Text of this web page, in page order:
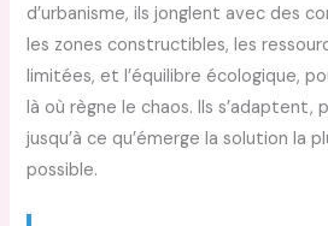
d’urbanisme, ils jonglent avec des
les zones constructibles, les
limitées, et l’équilibre écologique,
là où règne le chaos. Ils
jusqu’à ce qu’émerge la solution la
possible.